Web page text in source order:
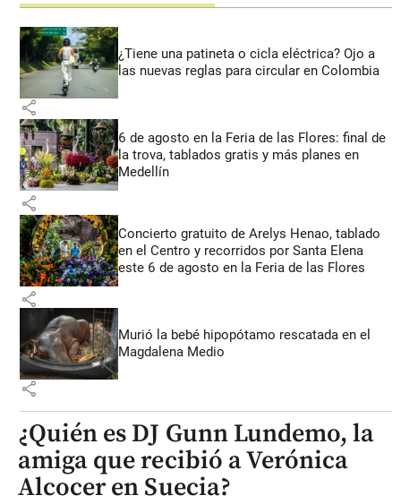
¿Tiene una patineta o cicla eléctrica? Ojo a
las nuevas reglas para circular en Colombia
share
6 de agosto en la Feria de las Flores: final de
la trova, tablados gratis y más planes en
Medellín
share
Concierto gratuito de Arelys Henao, tablado
en el Centro y recorridos por Santa Elena
este 6 de agosto en la Feria de las Flores
share
Murió la bebé hipopótamo rescatada en el
Magdalena Medio
share
¿Quién es DJ Gunn Lundemo, la
amiga que recibió a Verónica
Alcocer en Suecia?